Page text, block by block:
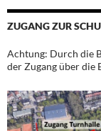
ZUGANG ZUR
Achtung: Durch die
der Zugang über die